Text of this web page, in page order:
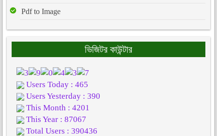
Pdf to Image
ভিজিটর কাউন্টার
Users Today : 465
Users Yesterday : 390
This Month : 4201
This Year : 87067
Total Users : 390436